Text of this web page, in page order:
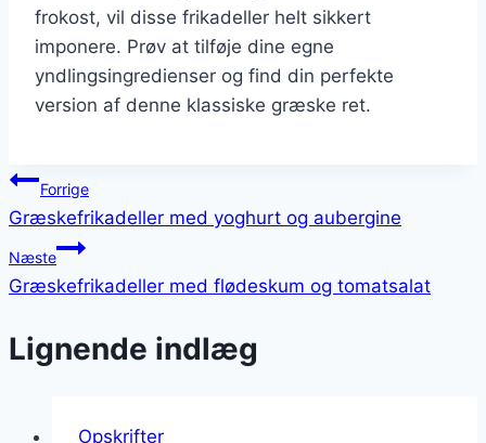
frokost, vil disse frikadeller helt sikkert
imponere. Prøv at tilføje dine egne
yndlingsingredienser og find din perfekte
version af denne klassiske græske ret.
Indlægsnavigation
Forrige
Græskefrikadeller med yoghurt og aubergine
Næste
Græskefrikadeller med flødeskum og tomatsalat
Lignende indlæg
Opskrifter